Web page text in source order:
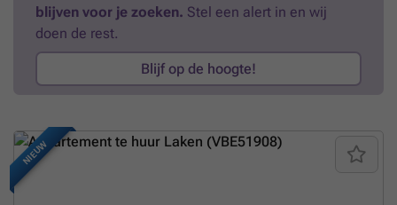
blijven voor je zoeken. Stel een alert in en wij
doen de rest.
Blijf op de hoogte!
NIEUW